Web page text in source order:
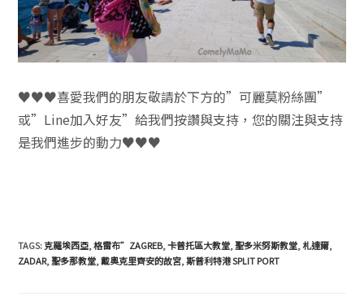
♥♥♥喜愛我們的朋友敬請於下方的”可麗莫粉絲團”
或”Line加入好友”給我們按讚與支持，您的關注與支持
是我們進步的動力♥♥♥
TAGS:克羅埃西亞,格雷布”ZAGREB,卡普托區大教堂,聖多米努斯教堂,札達爾,
ZADAR,聖多那教堂,戴奧克里齊安的故宮,斯普利特港 SPLIT PORT